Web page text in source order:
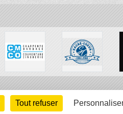
Tout refuser